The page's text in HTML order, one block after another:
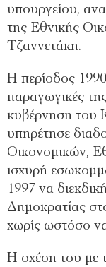
υπουργείου,
της Εθνικής
Τζαννετάκη.
Η περίοδος
παραγωγικές
κυβέρνηση του
υπηρέτησε
Οικονομικών,
ισχυρή
1997 να
Δημοκρατίας
χωρίς ωστόσο να
Η σχέση του με